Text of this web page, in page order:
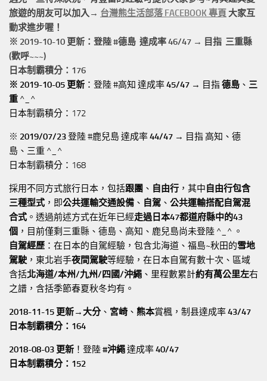
旅遊的朋友可以加入→ 台灣熊生活部落 FACEBOOK 專頁 大家互
動求進步喔！
※ 2019-10-10 更新：登陸 #德島 達成率 46/47 → 目指 三重縣
(歡呼~~~)
日本制霸積分：176
※ 2019-10-05 更新 ：登陸 #高知 達成率45/47 → 目指德島 、 三
重 ^_^
日本制霸積分：172
※ 2019/07/23登陸 #鹿兒島 達成率44/47 → 目指 高知、德
島、三重 ^_^
日本制霸積分：168
採用不同方式旅行日本，包括跟團 、 自由行 ，其中自由行包含
三種型式 ，即公共運輸交通設備 、 自駕 、 公共運輸搭配自駕混
合式 。透過前述方式在近年已經走過日本47都道府縣中的43
個 ，目前僅剩三重縣、德島、高知、鹿兒島尚未登陸 ^_^ 。
自駕經歷 ：在日本的自駕經驗，包含北海道、福島~秋田的雪地
駕駛 ，東北岩手夜間駕駛等經驗，在日本自駕有數十次、區域
含括北海道/本州/九州/四國/沖繩 、里程數累計約有萬公里左右
之譜，含括季節春夏秋冬均有。
2018-11-15 更新→ 大分、 宮崎 、 熊本賞楓，制县達成率43/47
日本制霸積分：164
2018-08-03 更新 ！登陸#沖繩達成率40/47
日本制霸積分：152